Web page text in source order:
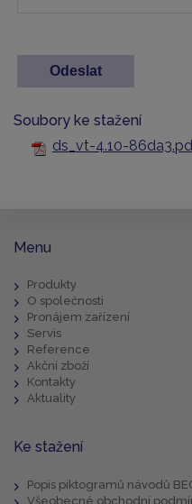
Soubory ke stažení
ds_vt-4.10-
Menu
Produkty
O společnosti
Pronájem zařízení
Servis
Reference
Akční zboží
Kontakty
Aktuality
Ke stažení
Popis piktogramů návodů
Všeobecné obchodní